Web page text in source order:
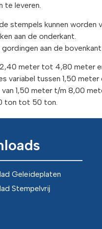
te leveren.
stempels kunnen worden
aan de onderkant.
aan de
meter tot 4,80 meter
variabel tussen 1,50
1,50 meter t/m 8,00
ton tot 50 ton.
Geleideplaten
Stempelvrij